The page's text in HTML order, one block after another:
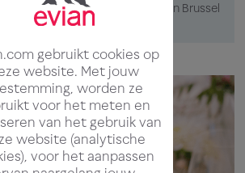
Gevormd in de Alpen. Gevierd in Brussel
Chefs Heurteux & Mattagne! ✨
gebruikt cookies op
website. Met jouw
worden ze
voor het meten en
van het gebruik van
website (analytische
voor het aanpassen